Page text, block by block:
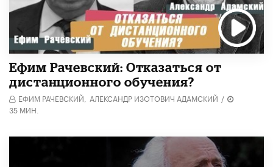
Ефим Рачевский: Отказаться от
дистанционного обучения?
ЕФИМ РАЧЕВСКИЙ, АЛЕКСАНДР ИЗОТОВИЧ АДАМСКИЙ /
35 МИН.